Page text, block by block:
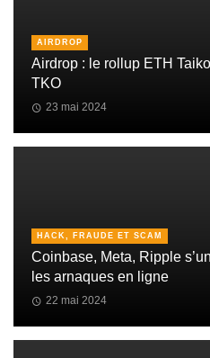
AIRDROP
Airdrop : le rollup ETH
TKO
23 mai 2024
HACK, FRAUDE ET SCAM
Coinbase, Meta, Ripple
les arnaques en ligne
22 mai 2024